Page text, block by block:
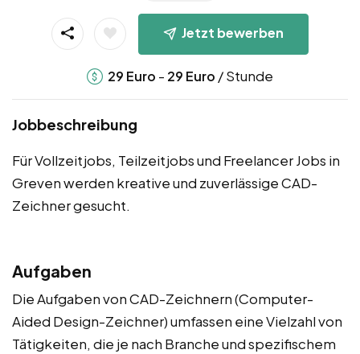
Jetzt bewerben
29 Euro - 29 Euro / Stunde
Jobbeschreibung
Für Vollzeitjobs, Teilzeitjobs und Freelancer Jobs in
Greven werden kreative und zuverlässige CAD-
Zeichner gesucht.
Aufgaben
Die Aufgaben von CAD-Zeichnern (Computer-
Aided Design-Zeichner) umfassen eine Vielzahl von
Tätigkeiten, die je nach Branche und spezifischem